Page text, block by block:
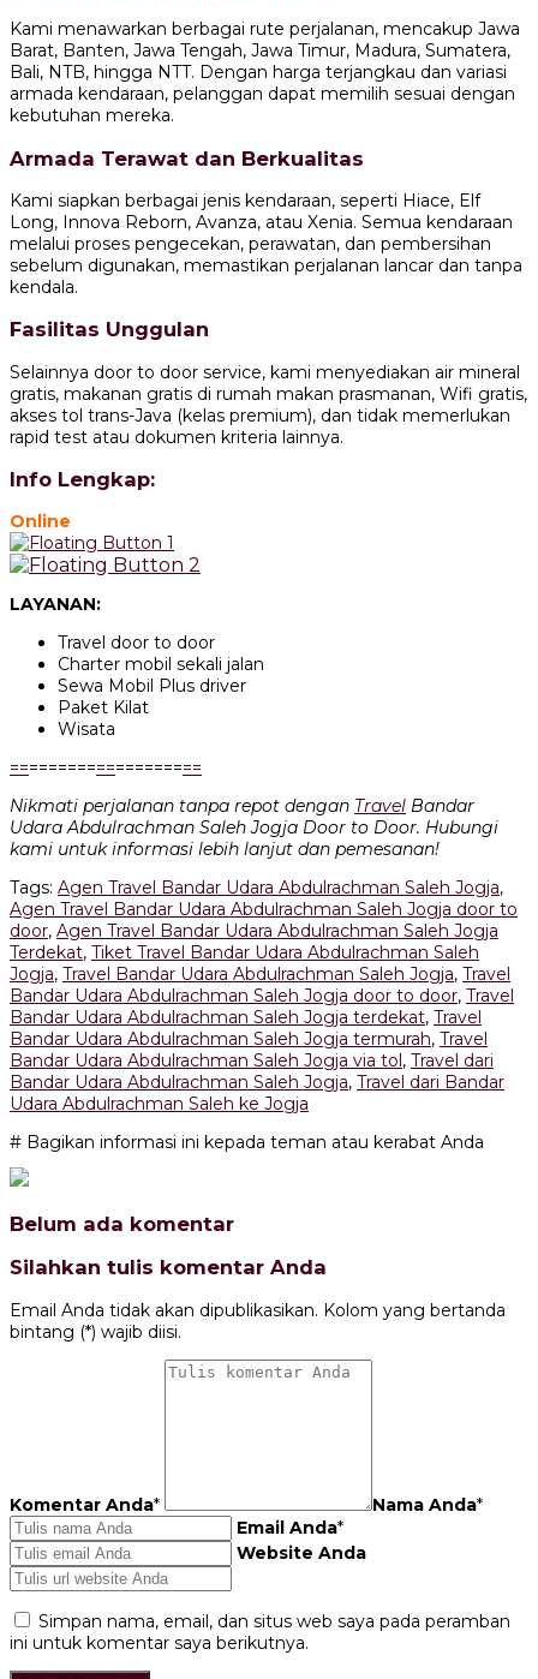
Kami menawarkan berbagai rute perjalanan, mencakup Jawa
Barat, Banten, Jawa Tengah, Jawa Timur, Madura, Sumatera,
Bali, NTB, hingga NTT. Dengan harga terjangkau dan variasi
armada kendaraan, pelanggan dapat memilih sesuai dengan
kebutuhan mereka.
Armada Terawat dan Berkualitas
Kami siapkan berbagai jenis kendaraan, seperti Hiace, Elf
Long, Innova Reborn, Avanza, atau Xenia. Semua kendaraan
melalui proses pengecekan, perawatan, dan pembersihan
sebelum digunakan, memastikan perjalanan lancar dan tanpa
kendala.
Fasilitas Unggulan
Selainnya door to door service, kami menyediakan air mineral
gratis, makanan gratis di rumah makan prasmanan, Wifi gratis,
akses tol trans-Java (kelas premium), dan tidak memerlukan
rapid test atau dokumen kriteria lainnya.
Info Lengkap:
Online
LAYANAN:
Travel door to door
Charter mobil sekali jalan
Sewa Mobil Plus driver
Paket Kilat
Wisata
====================
Nikmati perjalanan tanpa repot dengan Travel Bandar
Udara Abdulrachman Saleh Jogja Door to Door. Hubungi
kami untuk informasi lebih lanjut dan pemesanan!
Tags: Agen Travel Bandar Udara Abdulrachman Saleh Jogja,
Agen Travel Bandar Udara Abdulrachman Saleh Jogja door to
door, Agen Travel Bandar Udara Abdulrachman Saleh Jogja
Terdekat, Tiket Travel Bandar Udara Abdulrachman Saleh
Jogja, Travel Bandar Udara Abdulrachman Saleh Jogja, Travel
Bandar Udara Abdulrachman Saleh Jogja door to door, Travel
Bandar Udara Abdulrachman Saleh Jogja terdekat, Travel
Bandar Udara Abdulrachman Saleh Jogja termurah, Travel
Bandar Udara Abdulrachman Saleh Jogja via tol , Travel dari
Bandar Udara Abdulrachman Saleh Jogja, Travel dari Bandar
Udara Abdulrachman Saleh ke Jogja
# Bagikan informasi ini kepada teman atau kerabat Anda
Belum ada komentar
Silahkan tulis komentar Anda
Email Anda tidak akan dipublikasikan. Kolom yang bertanda
bintang (*) wajib diisi.
Komentar Anda* Nama Anda*
Email Anda*
Website Anda
Simpan nama, email, dan situs web saya pada peramban
ini untuk komentar saya berikutnya.